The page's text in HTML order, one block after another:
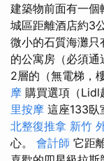
建築物前面有一個
城區距離酒店約3
微小的石質海灘
的公寓房（必須通
2層的（無電梯，
摩 購買選項（Lidl
里按摩 這座133臥
北整復推拿 新竹
心。 會計師 它距